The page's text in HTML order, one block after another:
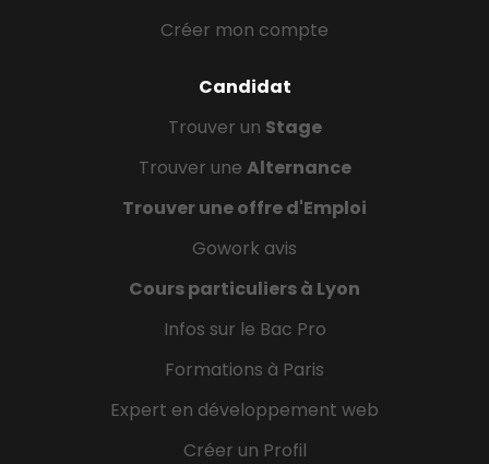
Créer mon compte
Candidat
Trouver un Stage
Trouver une Alternance
Trouver une offre d'Emploi
Gowork avis
Cours particuliers à Lyon
Infos sur le Bac Pro
Formations à Paris
Expert en développement web
Créer un Profil